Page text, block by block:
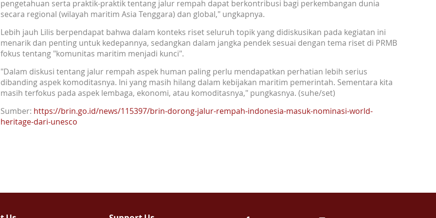
pengetahuan serta praktik-praktik tentang jalur rempah dapat berkontribusi bagi perkembangan dunia
secara regional (wilayah maritim Asia Tenggara) dan global," ungkapnya.
Lebih jauh Lilis berpendapat bahwa dalam konteks riset seluruh topik yang didiskusikan pada kegiatan ini
menarik dan penting untuk kedepannya, sedangkan dalam jangka pendek sesuai dengan tema riset di PRMB
fokus tentang "komunitas maritim menjadi kunci".
"Dalam diskusi tentang jalur rempah aspek human paling perlu mendapatkan perhatian lebih serius
dibanding aspek komoditasnya. Ini yang masih hilang dalam kebijakan maritim pemerintah. Sementara kita
masih terfokus pada aspek lembaga, ekonomi, atau komoditasnya," pungkasnya. (suhe/set)
Sumber: https://brin.go.id/news/115397/brin-dorong-jalur-rempah-indonesia-masuk-nominasi-world-
heritage-dari-unesco